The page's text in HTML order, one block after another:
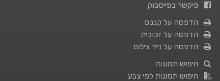
פיקשר בפייסבוק
הדפסה על קנבס
הדפסה על זכוכית
הדפסה על נייר צילום
חיפוש תמונות
חיפוש תמונות לפי צבע